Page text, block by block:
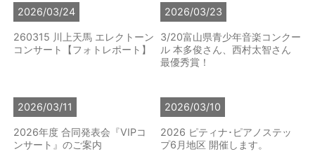
2026/03/24
260315 川上天馬 エレクトーン
コンサート【フォトレポート】
2026/03/23
3/20富山県青少年音楽コンクー
ル 本多俊さん、西村太智さん
最優秀賞！
2026/03/11
2026年度 合同発表会『VIPコ
ンサート』のご案内
2026/03/10
2026 ピティナ･ピアノステッ
プ6月地区 開催します。